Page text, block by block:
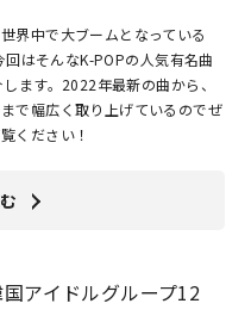
界中で大ブームとなっている
回はそんなK-POPの人気有名曲
ます。2022年最新の曲から、
で幅広く取り上げているのでぜ
ください！
アイドルグループ12